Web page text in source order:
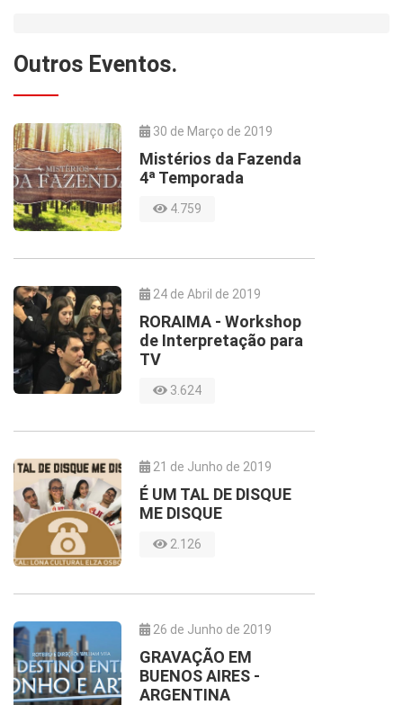
Outros Eventos.
30 de Março de 2019
Mistérios da Fazenda
4ª Temporada
4.759
24 de Abril de 2019
RORAIMA - Workshop
de Interpretação para
TV
3.624
21 de Junho de 2019
É UM TAL DE DISQUE
ME DISQUE
2.126
26 de Junho de 2019
GRAVAÇÃO EM
BUENOS AIRES -
ARGENTINA